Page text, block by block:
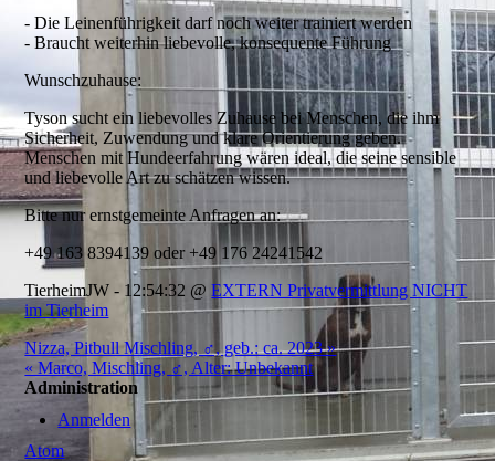
- Die Leinenführigkeit darf noch weiter trainiert werden
- Braucht weiterhin liebevolle, konsequente Führung
Wunschzuhause:
Tyson sucht ein liebevolles Zuhause bei Menschen, die ihm
Sicherheit, Zuwendung und klare Orientierung geben.
Menschen mit Hundeerfahrung wären ideal, die seine sensible
und liebevolle Art zu schätzen wissen.
Bitte nur ernstgemeinte Anfragen an:
+49 163 8394139 oder +49 176 24241542
TierheimJW - 12:54:32 @EXTERN Privatvermittlung NICHT
im Tierheim
Nizza, Pitbull Mischling, ♂, geb.: ca. 2023 »
« Marco, Mischling, ♂, Alter: Unbekannt
Administration
Anmelden
Atom